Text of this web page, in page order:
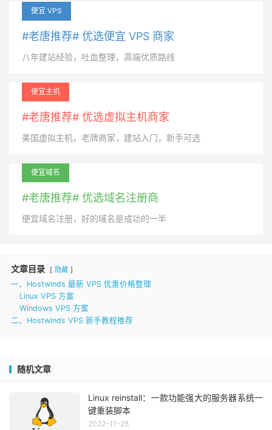
便宜 VPS
#老唐推荐# 优选便宜 VPS 商家
八年建站经验，吐血整理，高端优质路线
便宜主机
#老唐推荐# 优选虚拟主机商家
美国虚拟主机，老牌商家，建站入门，新手可选
便宜域名
#老唐推荐# 优选域名注册商
便宜域名注册，好的域名是成功的一半
文章目录 隐藏
一、Hostwinds 最新 VPS 优惠价格整理
Linux VPS 方案
Windows VPS 方案
二、Hostwinds VPS 新手教程推荐
随机文章
Linux reinstall：一款功能强大的服务器系统一
键重装脚本
2022-11-28